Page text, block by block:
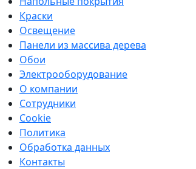
Краски
Освещение
Панели из массива дерева
Обои
Электрооборудование
О компании
Сотрудники
Cookie
Политика
Обработка данных
Контакты